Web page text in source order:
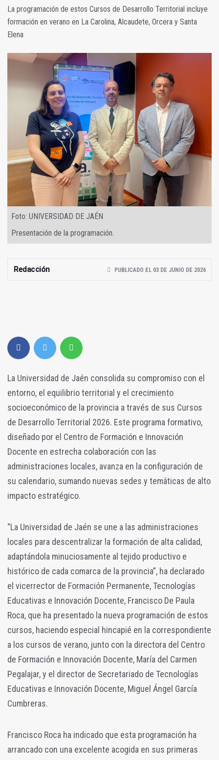
La programación de estos Cursos de Desarrollo Territorial incluye
formación en verano en La Carolina, Alcaudete, Orcera y Santa
Elena
Foto: UNIVERSIDAD DE JAÉN
Presentación de la programación.
Redacción PUBLICADO EL 03 DE JUNIO DE 2026
La Universidad de Jaén consolida su compromiso con el
entorno, el equilibrio territorial y el crecimiento
socioeconómico de la provincia a través de sus Cursos
de Desarrollo Territorial 2026. Este programa formativo,
diseñado por el Centro de Formación e Innovación
Docente en estrecha colaboración con las
administraciones locales, avanza en la configuración de
su calendario, sumando nuevas sedes y temáticas de alto
impacto estratégico.
“La Universidad de Jaén se une a las administraciones
locales para descentralizar la formación de alta calidad,
adaptándola minuciosamente al tejido productivo e
histórico de cada comarca de la provincia”, ha declarado
el vicerrector de Formación Permanente, Tecnologías
Educativas e Innovación Docente, Francisco De Paula
Roca, que ha presentado la nueva programación de estos
cursos, haciendo especial hincapié en la correspondiente
a los cursos de verano, junto con la directora del Centro
de Formación e Innovación Docente, María del Carmen
Pegalajar, y el director de Secretariado de Tecnologías
Educativas e Innovación Docente, Miguel Ángel García
Cumbreras.
Francisco Roca ha indicado que esta programación ha
arrancado con una excelente acogida en sus primeras